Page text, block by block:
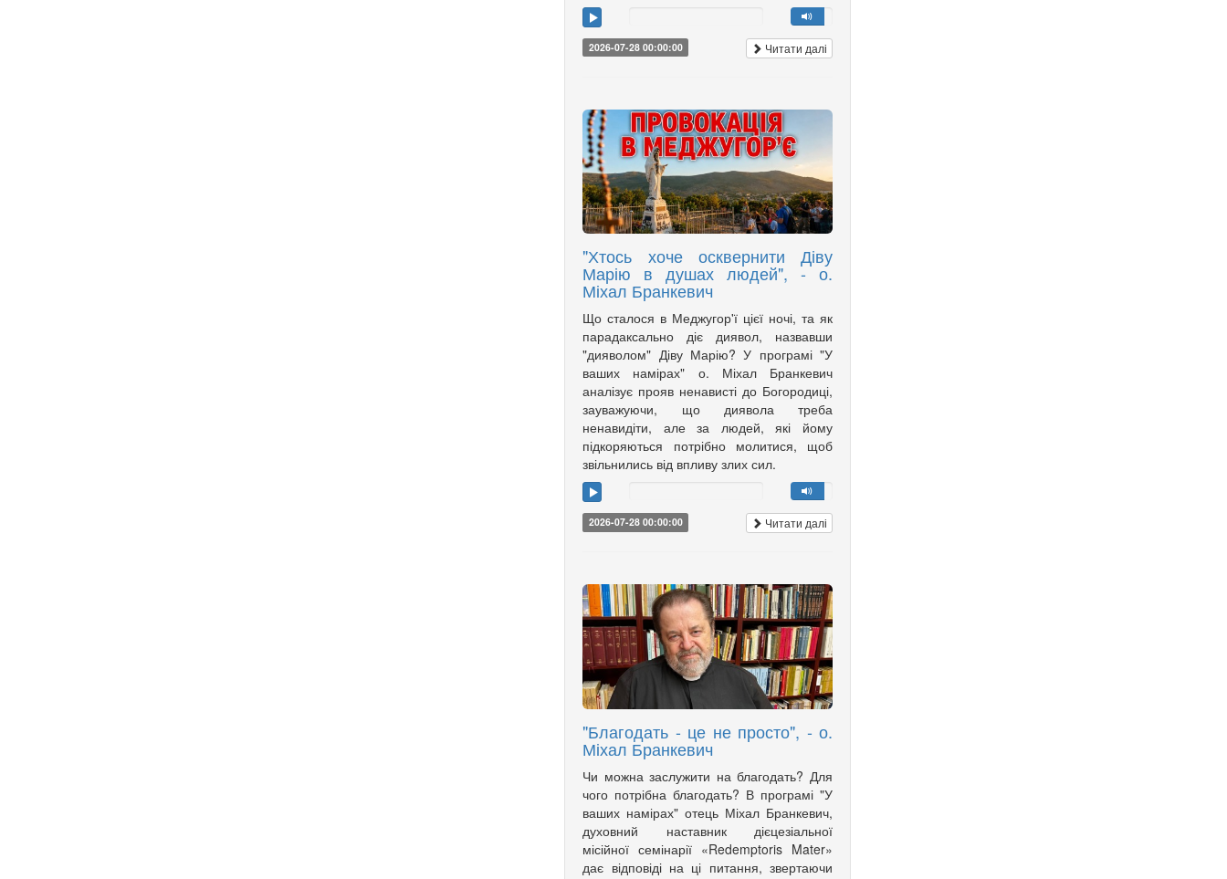
2026-07-28 00:00:00 Читати далі
"Хтось хоче осквернити Діву
Марію в душах людей", - о.
Міхал Бранкевич
Що сталося в Меджугор'ї цієї ночі, та як
парадаксально діє диявол, назвавши
"дияволом" Діву Марію? У програмі "У
ваших намірах" о. Міхал Бранкевич
аналізує прояв ненависті до Богородиці,
зауважуючи, що диявола треба
ненавидіти, але за людей, які йому
підкоряються потрібно молитися, щоб
звільнились від впливу злих сил.
2026-07-28 00:00:00 Читати далі
"Благодать - це не просто", - о.
Міхал Бранкевич
Чи можна заслужити на благодать? Для
чого потрібна благодать? В програмі "У
ваших намірах" отець Міхал Бранкевич,
духовний наставник дієцезіальної
місійної семінарії «Redemptoris Mater»
дає відповіді на ці питання, звертаючи